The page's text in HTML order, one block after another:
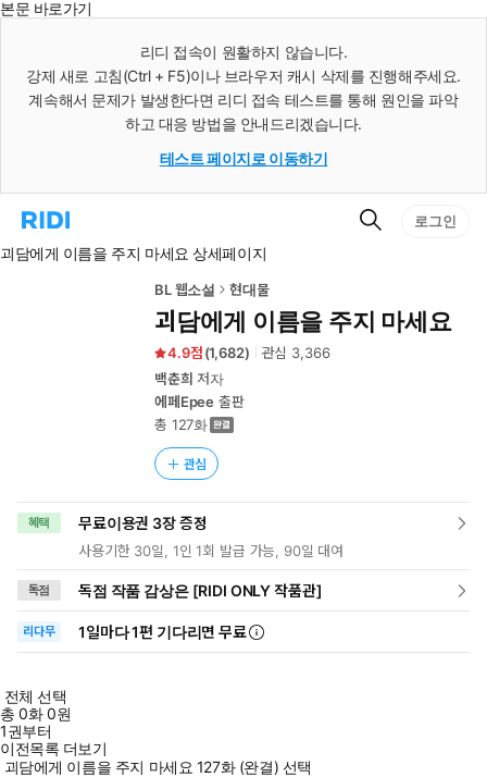
본문 바로가기
리디 접속이 원활하지 않습니다.
강제 새로 고침(Ctrl + F5)이나 브라우저 캐시 삭제를 진행해주세요.
계속해서 문제가 발생한다면 리디 접속 테스트를 통해 원인을 파악
하고 대응 방법을 안내드리겠습니다.
테스트 페이지로 이동하기
리
홈
검
로그인
괴담에게 이름을 주지 마세요 상세페이지
BL 웹소설 현대물
괴담에게 이름을 주지 마세요
4.9 (1,682) 관심 3,366
백춘희 저자
에페Epee 출판
총 127화
관심
혜택 무료이용권 3장 증정
사용기한 30일, 1인 1회 발급 가능, 90일 대여
독점 독점 작품 감상은 [RIDI ONLY 작품관]
리다무 1일마다1편 기다리면 무료
전체 선택
총0화0원
1권부터
이전목록 더보기
괴담에게 이름을 주지 마세요 127화 (완결) 선택